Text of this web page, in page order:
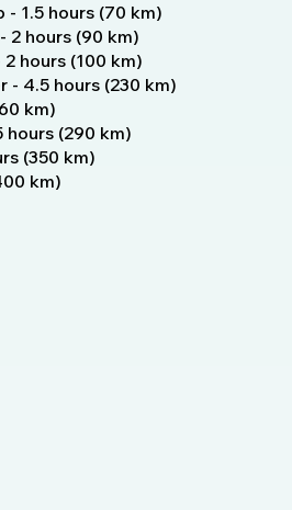
1.5 hours (70 km)
2 hours (90 km)
hours (100 km)
- 4.5 hours (230 km)
km)
hours (290 km)
(350 km)
km)